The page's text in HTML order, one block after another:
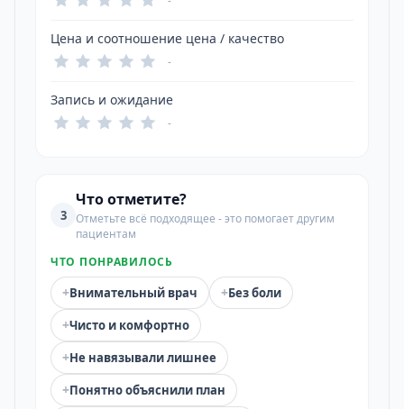
Цена и соотношение цена / качество
-
Запись и ожидание
-
3
Что отметите?
Отметьте всё подходящее - это помогает другим
пациентам
ЧТО ПОНРАВИЛОСЬ
+Внимательный врач +Без боли
+Чисто и комфортно
+Не навязывали лишнее
+Понятно объяснили план